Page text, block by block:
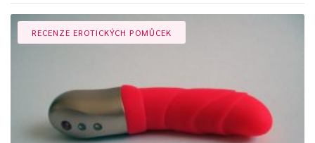
RECENZE EROTICKÝCH POMŮCEK